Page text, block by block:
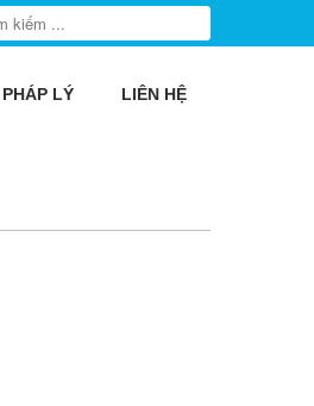
PHÁP LÝ LIÊN HỆ